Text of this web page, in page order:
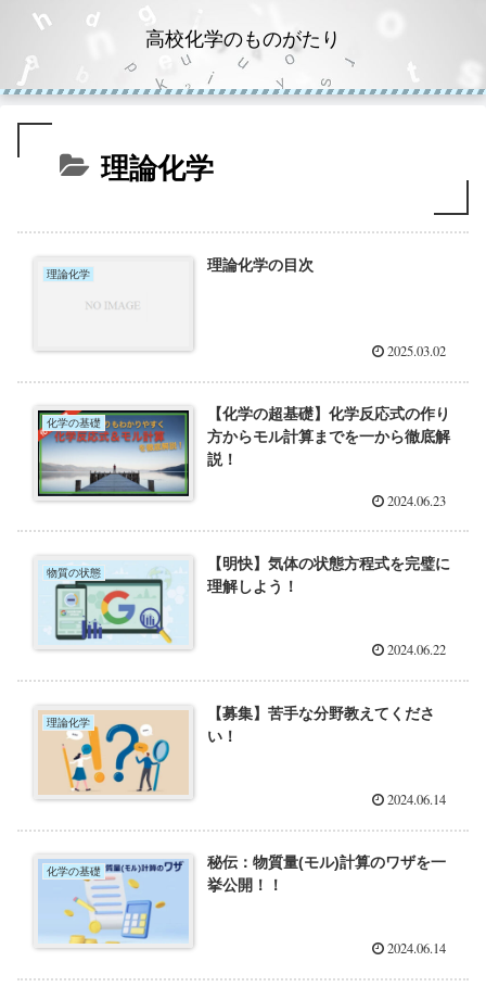
高校化学のものがたり
理論化学
理論化学
理論化学の目次
2025.03.02
化学の基礎
【化学の超基礎】化学反応式の作り
方からモル計算までを一から徹底解
説！
2024.06.23
物質の状態
【明快】気体の状態方程式を完璧に
理解しよう！
2024.06.22
理論化学
【募集】苦手な分野教えてくださ
い！
2024.06.14
化学の基礎
秘伝：物質量(モル)計算のワザを一
挙公開！！
2024.06.14